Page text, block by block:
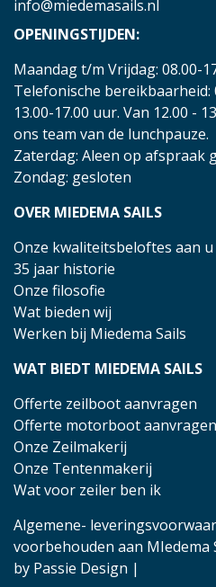
info@miedemasails.nl
OPENINGSTIJDEN:
Maandag t/m Vrijdag: 08.00-
Telefonische bereikbaarheid:
13.00-17.00 uur. Van 12.00 -
ons team van de lunchpauze.
Zaterdag: Aleen op afspraak
Zondag: gesloten
OVER MIEDEMA SAILS
Onze kwaliteitsbeloftes aan u
35 jaar historie
Onze filosofie
Wat bieden wij
Werken bij Miedema Sails
WAT BIEDT MIEDEMA SAILS
Offerte zeilboot aanvragen
Offerte motorboot aanvragen
Onze Zeilmakerij
Onze Tentenmakerij
Wat voor zeiler ben ik
Algemene-
voorbehouden aan
by Passie Design |